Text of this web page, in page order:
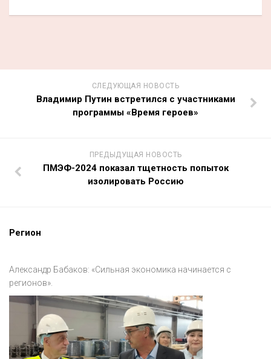
СЛЕДУЮЩАЯ НОВОСТЬ
Владимир Путин встретился с участниками
программы «Время героев»
ПРЕДЫДУЩАЯ НОВОСТЬ
ПМЭФ-2024 показал тщетность попыток
изолировать Россию
Регион
Александр Бабаков: «Сильная экономика начинается с
регионов».